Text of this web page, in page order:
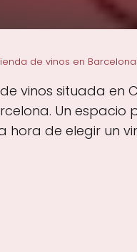
de vinos en Barcelona
vinos situada en
Un
hora de elegir un